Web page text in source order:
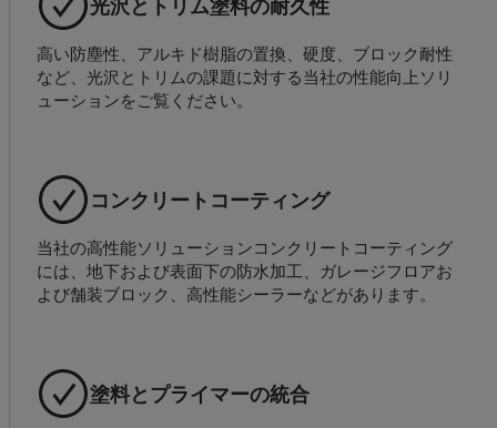
光沢とトリム塗料の耐久性
高い防塵性、アルキド樹脂の置換、硬度、ブロック耐性
など、光沢とトリムの課題に対する当社の性能向上ソリ
ューションをご覧ください。
コンクリートコーティング
当社の高性能ソリューションコンクリートコーティング
には、地下および表面下の防水加工、ガレージフロアお
よび舗装ブロック、高性能シーラーなどがあります。
塗料とプライマーの統合